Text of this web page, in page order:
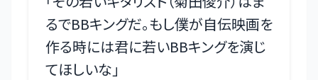
るでBBキングだ。もし僕が自伝映画を
作る時には君に若いBBキングを演じ
てほしいな 」